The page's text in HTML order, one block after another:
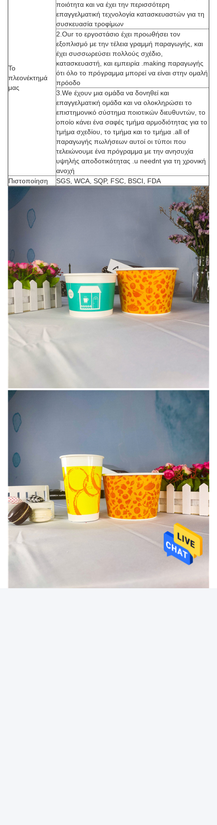
Το
πλεονέκτημά
μας
ποιότητα και να έχει την περισσότερη
επαγγελματική τεχνολογία κατασκευαστών για τη
συσκευασία τροφίμων
2.Our το εργοστάσιο έχει προωθήσει τον
εξοπλισμό με την τέλεια γραμμή παραγωγής, και
έχει συσσωρεύσει πολλούς σχέδιο,
κατασκευαστή, και εμπειρία .making παραγωγής
ότι όλο το πρόγραμμα μπορεί να είναι στην ομαλή
πρόοδο
3.We έχουν μια ομάδα να δονηθεί και
επαγγελματική ομάδα και να ολοκληρώσει το
επιστημονικό σύστημα ποιοτικών διευθυντών, το
οποίο κάνει ένα σαφές τμήμα αρμοδιότητας για το
τμήμα σχεδίου, το τμήμα και το τμήμα .all of
παραγωγής πωλήσεων αυτοί οι τύποι που
τελειώνουμε ένα πρόγραμμα με την ανησυχία
υψηλής αποδοτικότητας .u neednt για τη χρονική
ανοχή
Πιστοποίηση
SGS, WCA, SQP, FSC, BSCI, FDA